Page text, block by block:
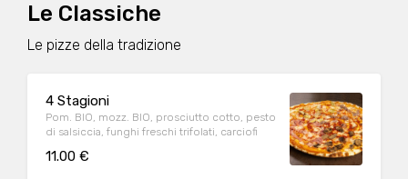
Le Classiche
Le pizze della tradizione
4 Stagioni
Pom. BIO, mozz. BIO, prosciutto cotto, pesto
di salsiccia, funghi freschi trifolati, carciofi
11.00 €